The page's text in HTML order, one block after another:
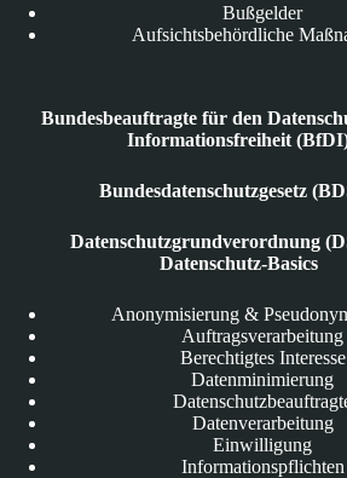
Bußgelder
Aufsichtsbehördliche
Bundesbeauftragte für den
Informationsfreiheit
Bundesdatenschutzgesetz
Datenschutzgrundverordnung
Datenschutz-Basics
Anonymisierung &
Auftragsverarbeitung
Berechtigtes Interesse
Datenminimierung
Datenverarbeitung
Einwilligung
Informationspflichten